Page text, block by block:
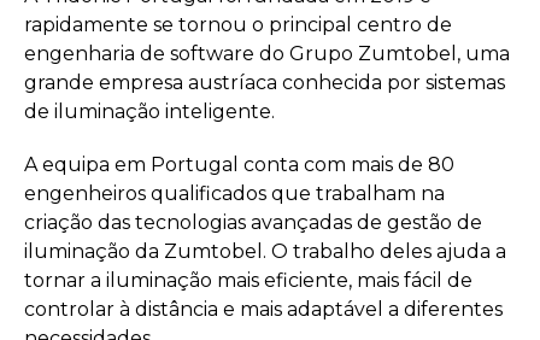
rapidamente se tornou o principal centro de
engenharia de software do Grupo Zumtobel, uma
grande empresa austríaca conhecida por sistemas
de iluminação inteligente.
A equipa em Portugal conta com mais de 80
engenheiros qualificados que trabalham na
criação das tecnologias avançadas de gestão de
iluminação da Zumtobel. O trabalho deles ajuda a
tornar a iluminação mais eficiente, mais fácil de
controlar à distância e mais adaptável a diferentes